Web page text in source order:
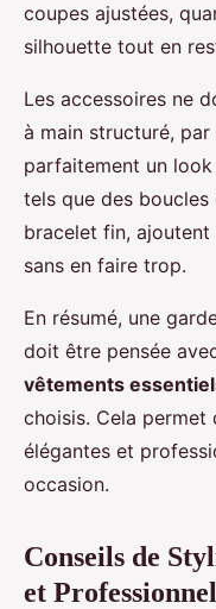
coupes ajustées,
silhouette tout en
Les accessoires ne
à main structuré,
parfaitement un
tels que des
bracelet fin,
sans en faire trop.
En résumé, une
doit être pensée
vêtements
choisis. Cela permet
élégantes et
occasion.
Conseils de
et Professionnel